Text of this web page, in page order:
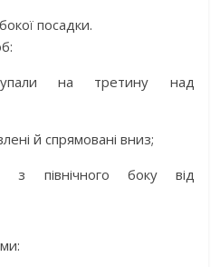
посадки.
на третину над
й спрямовані вниз;
з північного боку від